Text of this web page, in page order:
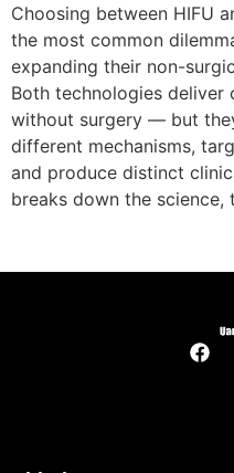
Choosing between HIFU
the most common
expanding their non-
Both technologies deliver
without surgery — but
different mechanisms,
and produce distinct
breaks down the science,